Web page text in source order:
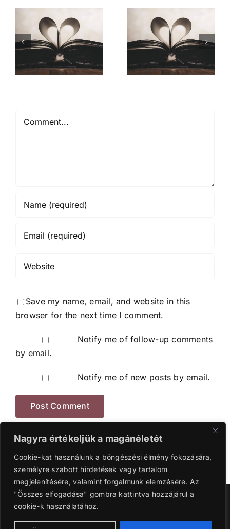
Nagyra értékeljük a magánéletét
Cookie-kat használunk a böngészési élmény fokozására,
személyre szabott hirdetések vagy tartalom
megjelenítésére, valamint forgalmunk elemzésére. Az
"Összes elfogadása" gombra kattintva hozzájárul a
cookie-k használatához.
Save my name, email, and website in this
browser for the next time I comment.
Notify me of follow-up comments
by email.
Notify me of new posts by email.
Szerzői jog 2016-2024 | Ganyi Károly.